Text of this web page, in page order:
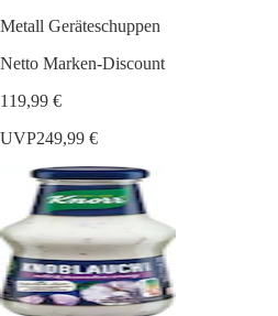
Metall Geräteschuppen
Netto Marken-Discount
119,99 €
UVP249,99 €